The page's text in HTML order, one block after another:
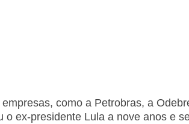
como a Petrobras, a
o ex-presidente Lula a nove anos e